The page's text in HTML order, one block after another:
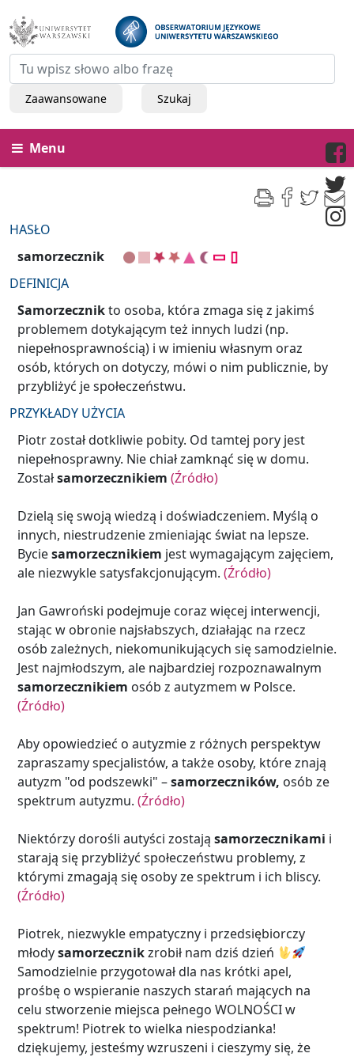
Zaawansowane Szukaj
Menu
HASŁO
samorzecznik
DEFINICJA
Samorzecznikto osoba, która zmaga się z jakimś
problemem dotykającym też innych ludzi (np.
niepełnosprawnością) i w imieniu własnym oraz
osób, których on dotyczy, mówi o nim publicznie, by
przybliżyć je społeczeństwu.
PRZYKŁADY UŻYCIA
Piotr został dotkliwie pobity. Od tamtej pory jest
niepełnosprawny. Nie chiał zamknąć się w domu.
Zostałsamorzecznikiem (Źródło)
Dzielą się swoją wiedzą i doświadczeniem. Myślą o
innych, niestrudzenie zmieniając świat na lepsze.
Byciesamorzecznikiem jest wymagającym zajęciem,
ale niezwykle satysfakcjonującym. (Źródło)
Jan Gawroński podejmuje coraz więcej interwencji,
stając w obronie najsłabszych, działając na rzecz
osób zależnych, niekomunikujących się samodzielnie.
Jest najmłodszym, ale najbardziej rozpoznawalnym
samorzecznikiem osób z autyzmem w Polsce.
(Źródło)
Aby opowiedzieć o autyzmie z różnych perspektyw
zapraszamy specjalistów, a także osoby, które znają
autyzm "od podszewki" –samorzeczników, osób ze
spektrum autyzmu. (Źródło)
Niektórzy dorośli autyści zostają samorzecznikami i
starają się przybliżyć społeczeństwu problemy, z
którymi zmagają się osoby ze spektrum i ich bliscy.
(Źródło)
Piotrek, niezwykle empatyczny i przedsiębiorczy
młodysamorzecznikzrobił nam dziś dzień
Samodzielnie przygotował dla nas krótki apel,
prośbę o wspieranie naszych starań mających na
celu stworzenie miejsca pełnego WOLNOŚCI w
spektrum! Piotrek to wielka niespodzianka!
dziękujemy, jesteśmy wzruszeni i cieszymy się, że